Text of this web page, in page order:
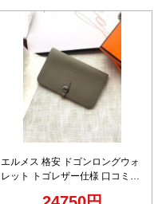
エルメス 格安 ドゴンロングウォ
レット トゴレザー仕様 口コミ多